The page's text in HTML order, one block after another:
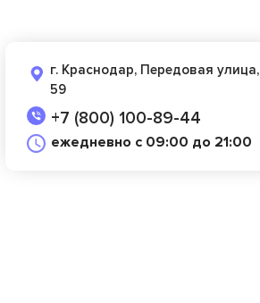
г. Краснодар, Передовая улица,
59
+7 (800) 100-89-44
ежедневно с 09:00 до 21:00